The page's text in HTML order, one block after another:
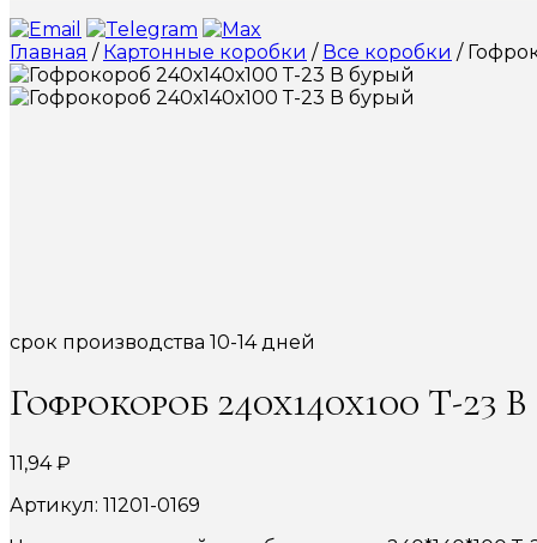
Главная / Картонные коробки / Все коробки /
срок производства 10-14 дней
Гофрокороб 240х140х100 Т-23
11,94₽
Артикул: 11201-0169